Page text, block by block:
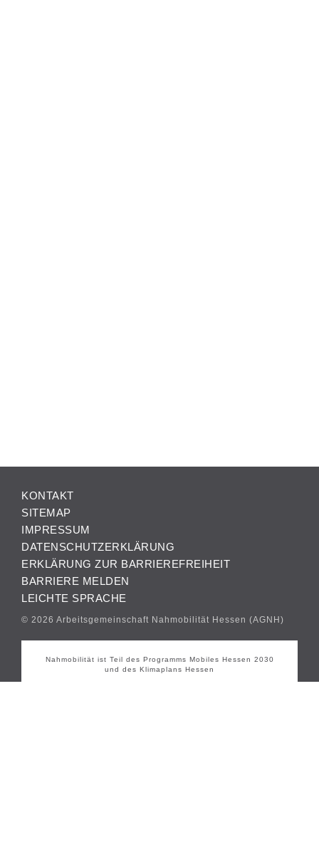
KONTAKT
SITEMAP
IMPRESSUM
DATENSCHUTZERKLÄRUNG
ERKLÄRUNG ZUR BARRIEREFREIHEIT
BARRIERE MELDEN
LEICHTE SPRACHE
© 2026 Arbeitsgemeinschaft Nahmobilität Hessen (AGNH)
Nahmobilität ist Teil des Programms Mobiles Hessen 2030
und des Klimaplans Hessen